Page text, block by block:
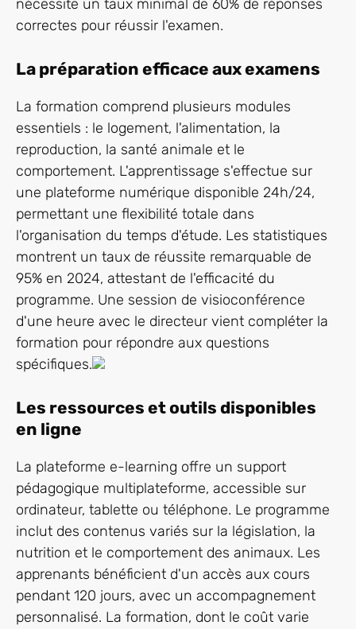
nécessite un taux minimal de 60% de réponses
correctes pour réussir l'examen.
La préparation efficace aux examens
La formation comprend plusieurs modules
essentiels : le logement, l'alimentation, la
reproduction, la santé animale et le
comportement. L'apprentissage s'effectue sur
une plateforme numérique disponible 24h/24,
permettant une flexibilité totale dans
l'organisation du temps d'étude. Les statistiques
montrent un taux de réussite remarquable de
95% en 2024, attestant de l'efficacité du
programme. Une session de visioconférence
d'une heure avec le directeur vient compléter la
formation pour répondre aux questions
spécifiques.
Les ressources et outils disponibles
en ligne
La plateforme e-learning offre un support
pédagogique multiplateforme, accessible sur
ordinateur, tablette ou téléphone. Le programme
inclut des contenus variés sur la législation, la
nutrition et le comportement des animaux. Les
apprenants bénéficient d'un accès aux cours
pendant 120 jours, avec un accompagnement
personnalisé. La formation, dont le coût varie